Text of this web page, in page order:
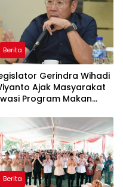
Berita
Gerindra Wihadi
Ajak Masyarakat
Program Makan
Berita